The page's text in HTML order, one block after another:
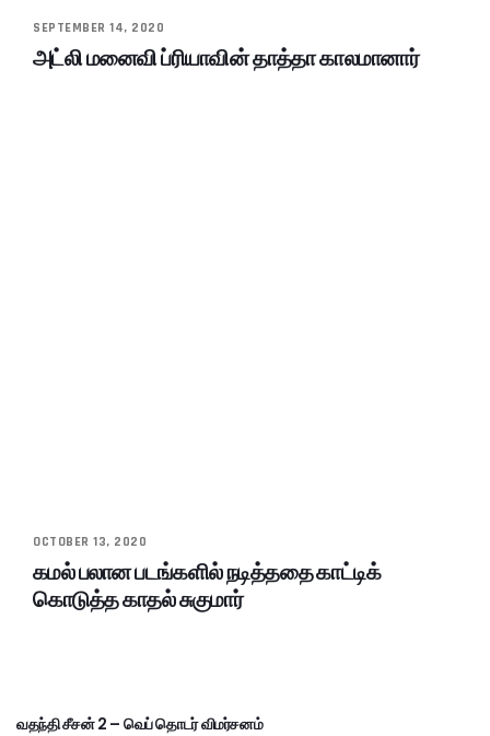
SEPTEMBER 14, 2020
அட்லி மனைவி ப்ரியாவின் தாத்தா காலமானார்
OCTOBER 13, 2020
கமல் பலான படங்களில் நடித்ததை காட்டிக்
கொடுத்த காதல் சுகுமார்
வதந்தி சீசன் 2 – வெப் தொடர் விமர்சனம்